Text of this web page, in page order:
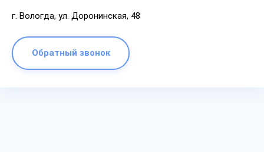
г. Вологда, ул. Доронинская, 48
Обратный звонок